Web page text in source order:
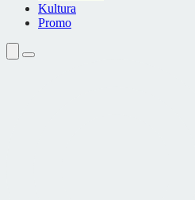
Kultura
Promo